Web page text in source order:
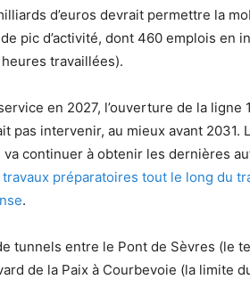
d’euros devrait permettre la
pic d’activité, dont 460 emplois en
travaillées).
en 2027, l’ouverture de la ligne
pas intervenir, au mieux avant 2031.
va continuer à obtenir les dernières
travaux préparatoires tout le long du
.
tunnels entre le Pont de Sèvres (le
de la Paix à Courbevoie (la limite